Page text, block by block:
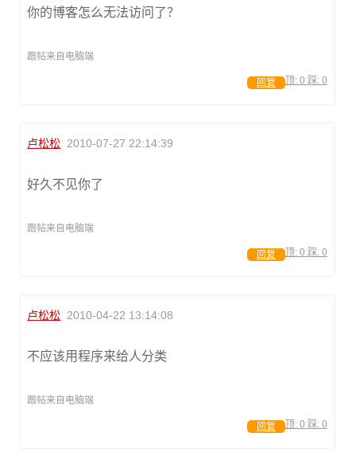
你的博客怎么无法访问了？
跟帖来自电脑端
顶: 0 踩: 0
回复
卢松松 2010-07-27 22:14:39
好久不见你了
跟帖来自电脑端
顶: 0 踩: 0
回复
卢松松 2010-04-22 13:14:08
不应该用程序来给人分类
跟帖来自电脑端
顶: 0 踩: 0
回复